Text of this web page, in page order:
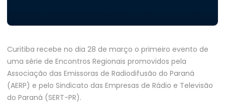
Curitiba recebe no dia 28 de março o primeiro evento de
uma série de Encontros Regionais promovidos pela
Associação das Emissoras de Radiodifusão do Paraná
(AERP) e pelo Sindicato das Empresas de Rádio e Televisão
do Paraná (SERT-PR).